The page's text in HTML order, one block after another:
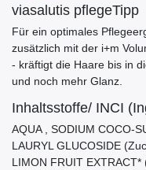
viasalutis pflegeTipp
Für ein optimales
zusätzlich mit der i+m
- kräftigt die Haare bis in
und noch mehr Glanz.
Inhaltsstoffe/ INCI
AQUA , SODIUM COCO-
LAURYL GLUCOSIDE
LIMON FRUIT